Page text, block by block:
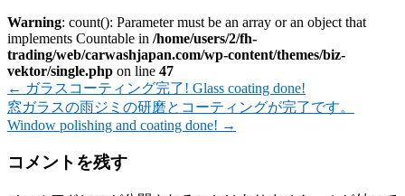
Warning: count(): Parameter must be an array or an object that
implements Countable in /home/users/2/fh-
trading/web/carwashjapan.com/wp-content/themes/biz-
vektor/single.php on line 47
← ガラスコーティング完了! Glass coating done!
窓ガラスの雨ジミの研磨とコーティングが完了です。
Window polishing and coating done! →
コメントを残す